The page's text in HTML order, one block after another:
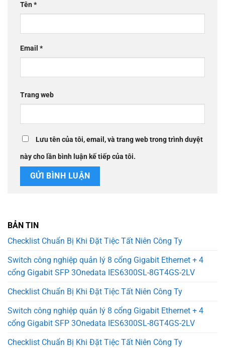
Tên*
Email *
Trang web
Lưu tên của tôi, email, và trang web trong trình duyệt
này cho lần bình luận kế tiếp của tôi.
BẢN TIN
Checklist Chuẩn Bị Khi Đặt Tiệc Tất Niên Công Ty
Switch công nghiệp quản lý 8 cổng Gigabit Ethernet + 4
cổng Gigabit SFP 3Onedata IES6300SL-8GT4GS-2LV
Checklist Chuẩn Bị Khi Đặt Tiệc Tất Niên Công Ty
Switch công nghiệp quản lý 8 cổng Gigabit Ethernet + 4
cổng Gigabit SFP 3Onedata IES6300SL-8GT4GS-2LV
Checklist Chuẩn Bị Khi Đặt Tiệc Tất Niên Công Ty